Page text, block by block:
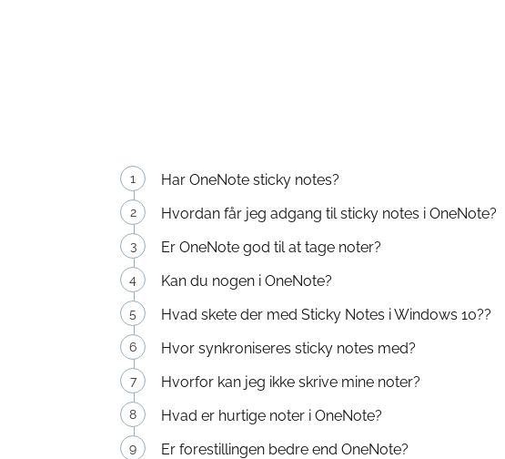
Har OneNote sticky notes?
Hvordan får jeg adgang til sticky notes i OneNote?
Er OneNote god til at tage noter?
Kan du nogen i OneNote?
Hvad skete der med Sticky Notes i Windows 10??
Hvor synkroniseres sticky notes med?
Hvorfor kan jeg ikke skrive mine noter?
Hvad er hurtige noter i OneNote?
Er forestillingen bedre end OneNote?